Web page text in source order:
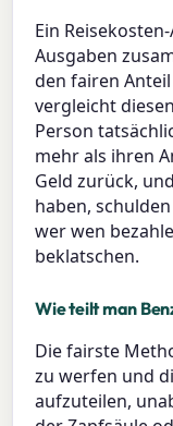
Ein
Ausgaben
den fairen
vergleicht
Person
mehr als ihren
Geld zurück,
haben,
wer wen
beklatschen.
Wie teilt man
Die fairste
zu werfen und
aufzuteilen,